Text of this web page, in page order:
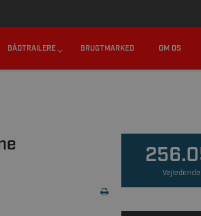
BÅDTRAILERE BRUGTMARKED OM OS